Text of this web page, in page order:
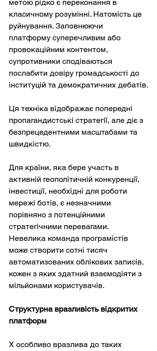
метою рідко є переконання в
класичному розумінні. Натомість це
руйнування. Заповнюючи
платформу суперечливим або
провокаційним контентом,
супротивники сподіваються
послабити довіру громадськості до
інституцій та демократичних дебатів.
Ця техніка відображає попередні
пропагандистські стратегії, але діє з
безпрецедентними масштабами та
швидкістю.
Для країни, яка бере участь в
активній геополітичній конкуренції,
інвестиції, необхідні для роботи
мережі ботів, є незначними
порівняно з потенційними
стратегічними перевагами.
Невелика команда програмістів
може створити сотні тисяч
автоматизованих облікових записів,
кожен з яких здатний взаємодіяти з
мільйонами користувачів.
Структурна вразливість відкритих
платформ
X особливо вразлива до таких